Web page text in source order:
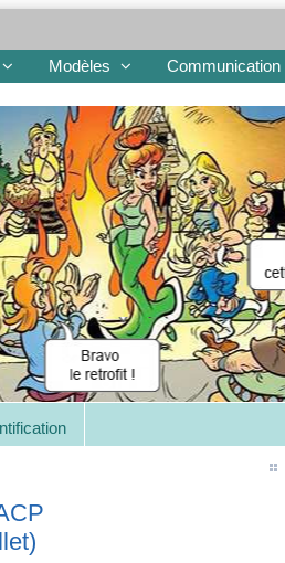
Modèles Communication